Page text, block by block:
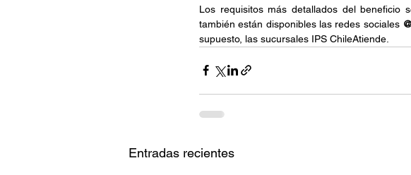
Los requisitos más detallados del beneficio
también están disponibles las redes sociales
supuesto, las sucursales IPS ChileAtiende.
Entradas recientes